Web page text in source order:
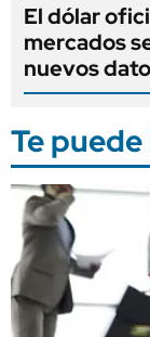
El dólar
mercados
nuevos
Te